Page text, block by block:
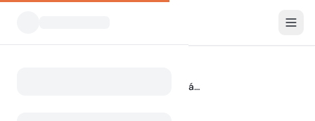
5 účinných způsobů, jak přilákat více hostů do vašeho kempu